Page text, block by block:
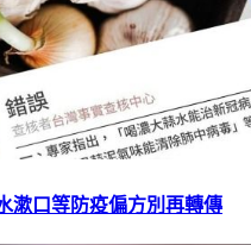
漱口等防疫偏方別再轉傳